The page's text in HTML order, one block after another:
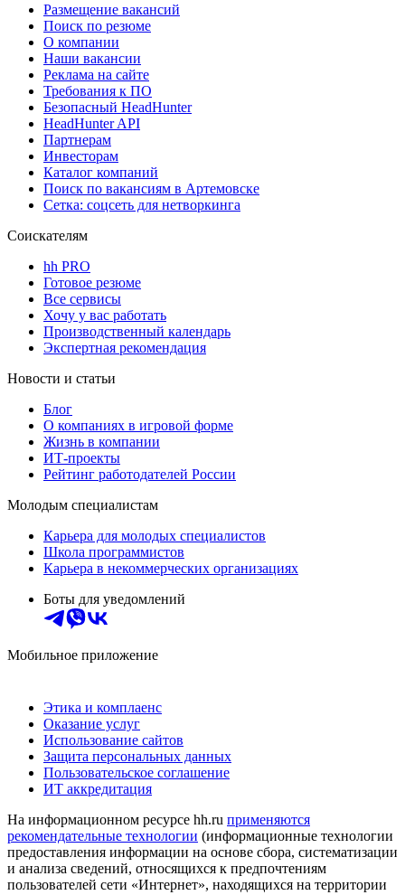
Размещение вакансий
Поиск по резюме
О компании
Наши вакансии
Реклама на сайте
Требования к ПО
Безопасный HeadHunter
HeadHunter API
Партнерам
Инвесторам
Каталог компаний
Поиск по вакансиям в Артемовске
Сетка: соцсеть для нетворкинга
Соискателям
hh PRO
Готовое резюме
Все сервисы
Хочу у вас работать
Производственный календарь
Экспертная рекомендация
Новости и статьи
Блог
О компаниях в игровой форме
Жизнь в компании
ИТ-проекты
Рейтинг работодателей России
Молодым специалистам
Карьера для молодых специалистов
Школа программистов
Карьера в некоммерческих организациях
Боты для уведомлений
Мобильное приложение
Этика и комплаенс
Оказание услуг
Использование сайтов
Защита персональных данных
Пользовательское соглашение
ИТ аккредитация
На информационном ресурсе hh.ru применяются
рекомендательные технологии (информационные технологии
предоставления информации на основе сбора, систематизации
и анализа сведений, относящихся к предпочтениям
пользователей сети «Интернет», находящихся на территории